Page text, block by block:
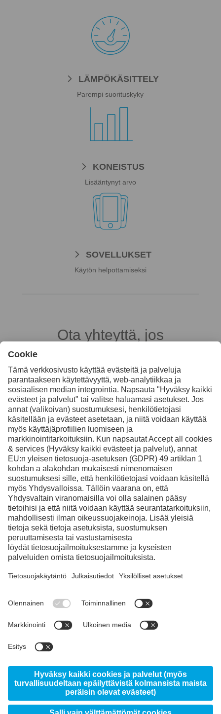

LÄMPÖKÄSITTELY
Parempi suorituskyky

KONEISTUS
Lisääntynyt arvo

SOVELLUKSET
Käytön helpottamiseksi
Ota yhteyttä, jos
Ota yhteyttä
Facebook
Instagram
LinkedIn
© 2026 voestalpine High Performance Metals Finland
Oy Ab, Ritakuja 1, FI-01740 Vantaa
Sivustosta
Tietoja Uddeholmista Uutiset